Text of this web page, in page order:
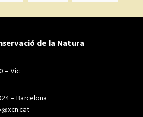
de la Natura
– Vic
– Barcelona